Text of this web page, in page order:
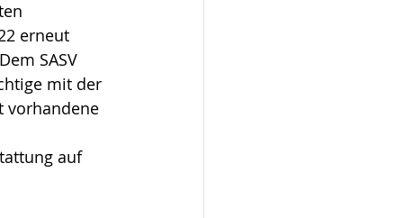
erneut
SASV
mit der
vorhandene
auf